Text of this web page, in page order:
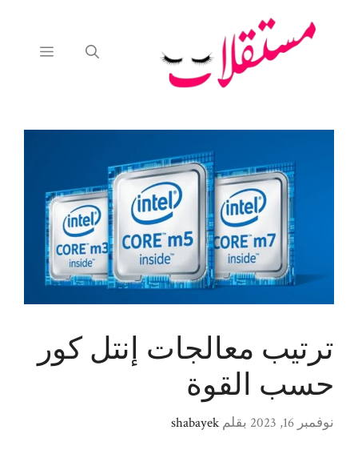
القائمة
ترتيب معالجات إنتل كور
حسب القوة
نوفمبر 16, 2023 بقلمshabayek